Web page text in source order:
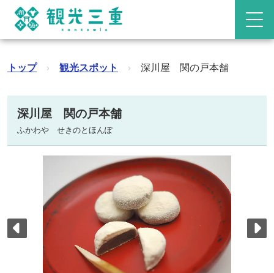
トップ › 観光スポット › 深川屋 関の戸本舗
深川屋 関の戸本舗
ふかわや せきのとほんぽ